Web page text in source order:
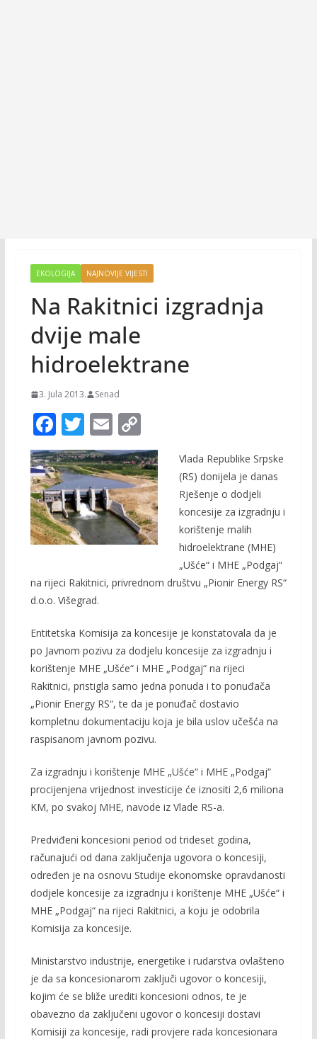
EKOLOGIJA NAJNOVIJE VIJESTI
Na Rakitnici izgradnja
dvije male
hidroelektrane
3. Jula 2013. Senad
F
ac
e
b
o
o
T
w
itt
er
E
m
ai
l
C
o
p
y
Li
n
Vlada Republike Srpske
(RS) donijela je danas
Rješenje o dodjeli
koncesije za izgradnju i
korištenje malih
hidroelektrane (MHE)
„Ušće“ i MHE „Podgaj“
na rijeci Rakitnici, privrednom društvu „Pionir Energy RS“
d.o.o. Višegrad.
Entitetska Komisija za koncesije je konstatovala da je
po Javnom pozivu za dodjelu koncesije za izgradnju i
korištenje MHE „Ušće“ i MHE „Podgaj“ na rijeci
Rakitnici, pristigla samo jedna ponuda i to ponuđača
„Pionir Energy RS“, te da je ponuđač dostavio
kompletnu dokumentaciju koja je bila uslov učešća na
raspisanom javnom pozivu.
Za izgradnju i korištenje MHE „Ušće“ i MHE „Podgaj“
procijenjena vrijednost investicije će iznositi 2,6 miliona
KM, po svakoj MHE, navode iz Vlade RS-a.
Predviđeni koncesioni period od trideset godina,
računajući od dana zaključenja ugovora o koncesiji,
određen je na osnovu Studije ekonomske opravdanosti
dodjele koncesije za izgradnju i korištenje MHE „Ušće“ i
MHE „Podgaj“ na rijeci Rakitnici, a koju je odobrila
Komisija za koncesije.
Ministarstvo industrije, energetike i rudarstva ovlašteno
je da sa koncesionarom zaključi ugovor o koncesiji,
kojim će se bliže urediti koncesioni odnos, te je
obavezno da zaključeni ugovor o koncesiji dostavi
Komisiji za koncesije, radi provjere rada koncesionara